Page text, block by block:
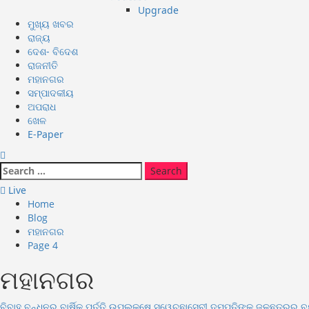
Upgrade
ମୁଖ୍ୟ ଖବର
ରାଜ୍ୟ
ଦେଶ- ବିଦେଶ
ରାଜନୀତି
ମହାନଗର
ସମ୍ପାଦକୀୟ
ଅପରାଧ
ଖେଳ
E-Paper
Search
for:
Live
Home
Blog
ମହାନଗର
Page 4
ମହାନଗର